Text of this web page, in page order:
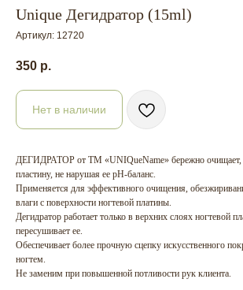
Unique Дегидратор (15ml)
Артикул: 12720
350 р.
Нет в наличии
ДЕГИДРАТОР от ТМ «UNIQueName» бережно очищает,
пластину, не нарушая ее рН-баланс.
Применяется для эффективного очищения,
влаги с поверхности ногтевой платины.
Дегидратор работает только в верхних слоях ногтевой
пересушивает ее.
Обеспечивает более прочную сцепку искусственного
ногтем.
Не заменим при повышенной потливости рук клиента.